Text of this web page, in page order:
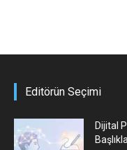
Editörün Seçimi
Dijital